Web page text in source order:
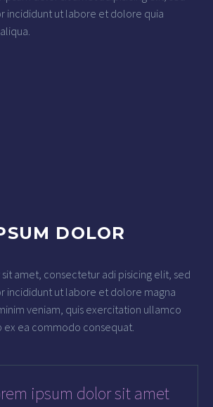
incididunt ut labore et dolore quia
DOLOR
amet, consectetur adi pisicing elit, sed
incididunt ut labore et dolore magna
veniam, quis exercitation ullamco
ex ea commodo consequat.
ipsum dolor sit amet